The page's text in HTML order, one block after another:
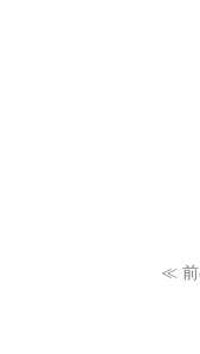
≪ 前